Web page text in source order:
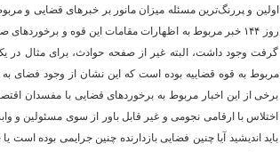
روز ۱۴۴ خبر مربوط به اظهارات مقامات این قوه و
گرفت وجود داشت، البته غیر از صفحه حوادث، برای مثال
مربوط به قوه قضاییه بوده است که این نشان از وجود
برخی از این اخبار مربوط به برخوردهای قضایی با مفسدان
اختلاس با ارقامی نجومی و غیر قابل باور از سوی مسئولین و
باید اندیشید آیا چنین فضایی بازدارنده چنین جرایمی بوده است